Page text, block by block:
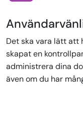
Det ska vara lätt att
skapat en
administrera dina
även om du har